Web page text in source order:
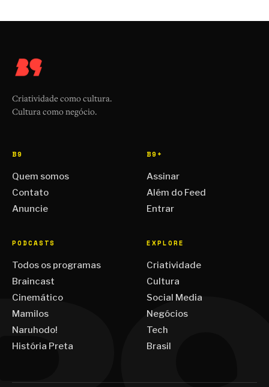
Criatividade como cultura.
Cultura como negócio.
B9
Quem somos
Contato
Anuncie
B9+
Assinar
Além do Feed
Entrar
PODCASTS
Todos os programas
Braincast
Cinemático
Mamilos
Naruhodo!
História Preta
EXPLORE
Criatividade
Cultura
Social Media
Negócios
Tech
Brasil